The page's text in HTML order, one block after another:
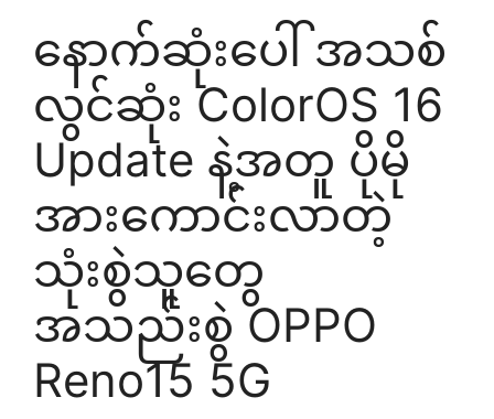
နောက်ဆုံးပေါ် အသစ်
လွင်ဆုံး ColorOS 16
Update နဲ့အတူ ပိုမို
အားကောင်းလာတဲ့
သုံးစွဲသူတွေ
အသည်းစွဲ OPPO
Reno15 5G